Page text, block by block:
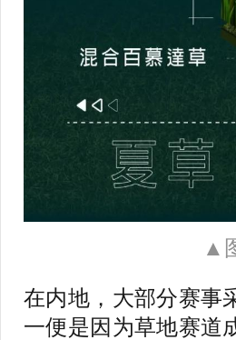
▲
在内地，大部分赛事
一便是因为草地赛道